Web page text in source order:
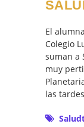
El
Colegio
suman a
muy
las